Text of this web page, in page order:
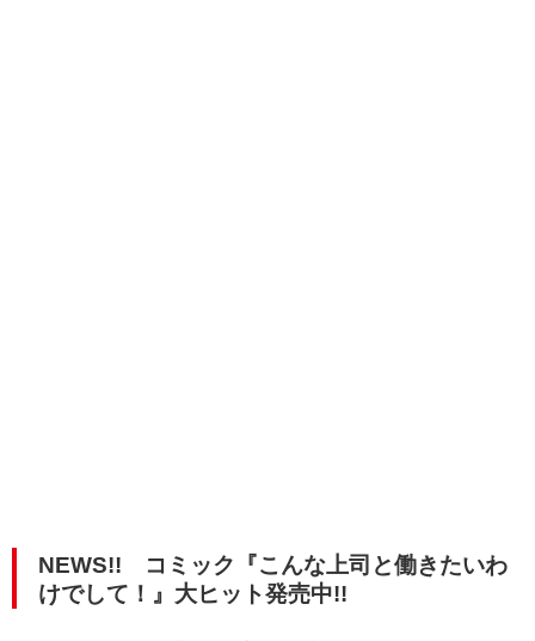
NEWS!! コミック『こんな上司と働きたいわ
けでして！』大ヒット発売中!!